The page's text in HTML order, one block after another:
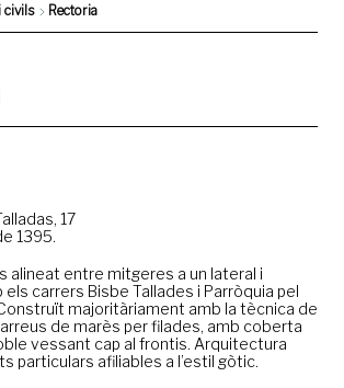
civils
Rectoria
17
1395.
alineat entre mitgeres a un lateral i
carrers Bisbe Tallades i Parròquia pel
majoritàriament amb la tècnica de
de marès per filades, amb coberta
vessant cap al frontis. Arquitectura
particulars afiliables a l’estil gòtic.